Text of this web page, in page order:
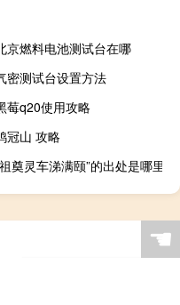
京燃料电池测试台在哪
密测试台设置方法
莓q20使用攻略
冠山 攻略
奠灵车涕满颐”的出处是哪里
☚